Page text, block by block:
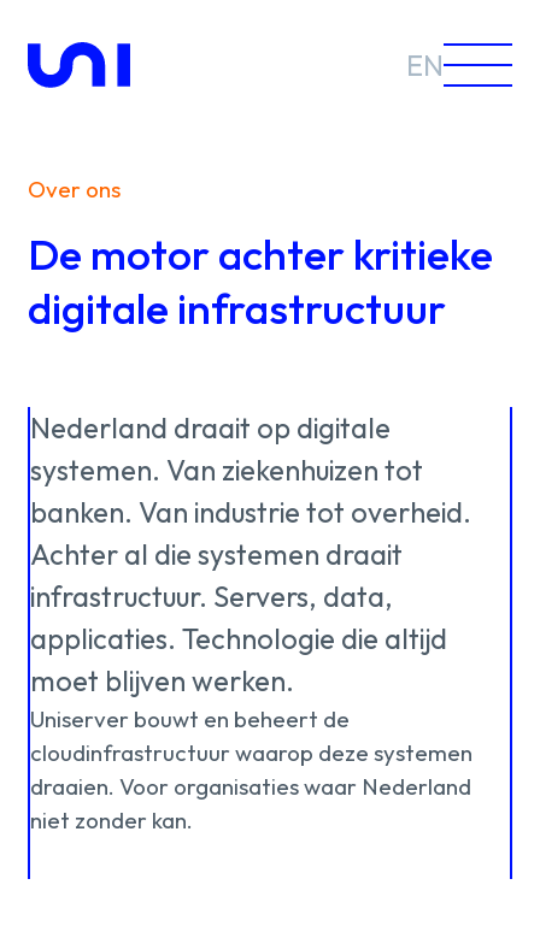
EN
Sectoren
Nieuws &
kennis
Over ons
Werken
bij
Mijn
Uniserver
Contact
Over ons
De motor achter kritieke
digitale infrastructuur
Nederland draait op digitale
systemen. Van ziekenhuizentot
banken. Van industrietot overheid.
Achter al diesystemen draait
infrastructuur. Servers, data,
applicaties.Technologie die altijd
moet blijvenwerken.
Uniserver bouwt en beheert de
cloudinfrastructuurwaarop dezesystemen
draaien.Voor organisatieswaar Nederland
niet zonder kan.